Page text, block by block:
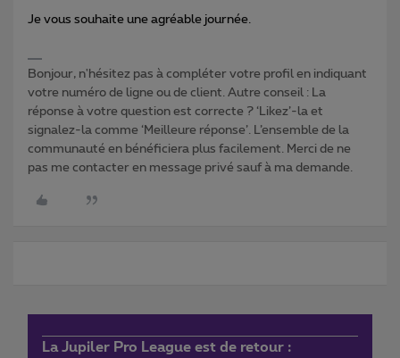
Je vous souhaite une agréable journée.
Bonjour, n'hésitez pas à compléter votre profil en indiquant
votre numéro de ligne ou de client. Autre conseil : La
réponse à votre question est correcte ? ‘Likez’-la et
signalez-la comme ‘Meilleure réponse’. L’ensemble de la
communauté en bénéficiera plus facilement. Merci de ne
pas me contacter en message privé sauf à ma demande.
La Jupiler Pro League est de retour :